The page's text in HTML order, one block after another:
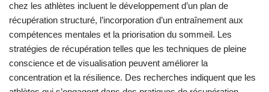
chez les athlètes incluent le développement d’un plan de
récupération structuré, l’incorporation d’un entraînement aux
compétences mentales et la priorisation du sommeil. Les
stratégies de récupération telles que les techniques de pleine
conscience et de visualisation peuvent améliorer la
concentration et la résilience. Des recherches indiquent que les